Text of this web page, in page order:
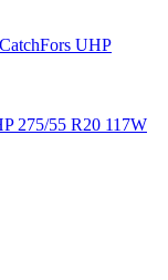
275/55 R20 117W